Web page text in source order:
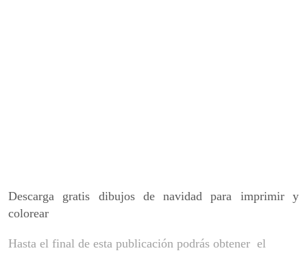
Descarga gratis dibujos de navidad para imprimir y
colorear
Hasta el final de esta publicación podrás obtener el